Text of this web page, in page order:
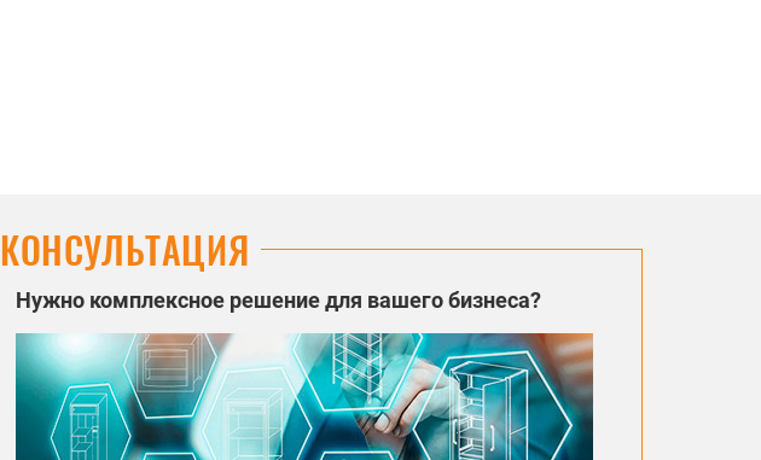
КОНСУЛЬТАЦИЯ
Нужно комплексное решение для вашего бизнеса?